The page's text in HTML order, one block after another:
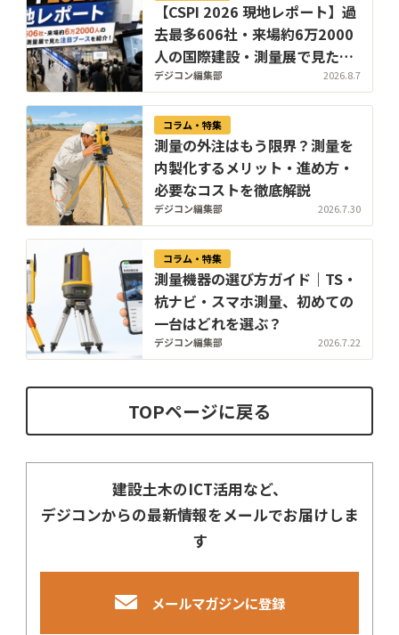
【CSPI 2026 現地レポート】過
去最多606社・来場約6万2000
人の国際建設・測量展で見た注
目ブースを紹介！【8/7更新】
デジコン編集部 2026.8.7
コラム・特集
測量の外注はもう限界？測量を
内製化するメリット・進め方・
必要なコストを徹底解説
デジコン編集部 2026.7.30
コラム・特集
測量機器の選び方ガイド｜TS・
杭ナビ・スマホ測量、初めての
一台はどれを選ぶ？
デジコン編集部 2026.7.22
TOPページに戻る
建設土木のICT活用など、
デジコンからの最新情報をメールでお届けしま
す
メールマガジンに登録